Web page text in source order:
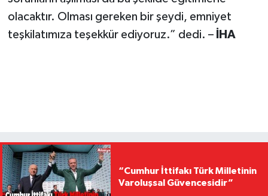
olacaktır. Olması gereken bir şeydi, emniyet
teşkilatımıza teşekkür ediyoruz.” dedi. –
İHA
“Cumhur İttifakı Türk Milletinin
Varoluşsal Güvencesidir”